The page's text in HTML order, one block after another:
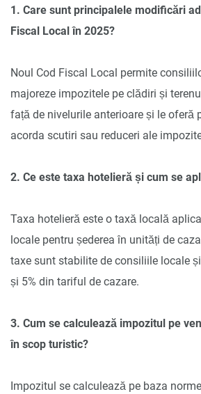
1. Care sunt principalele modificări
Fiscal Local în 2025?
Noul Cod Fiscal Local permite
majoreze impozitele pe clădiri și
față de nivelurile anterioare și le oferă
acorda scutiri sau reduceri ale
2. Ce este taxa hotelieră și cum se
Taxa hotelieră este o taxă locală
locale pentru șederea în unități de
taxe sunt stabilite de consiliile locale
și 5% din tariful de cazare.
3. Cum se calculează impozitul pe
în scop turistic?
Impozitul se calculează pe baza